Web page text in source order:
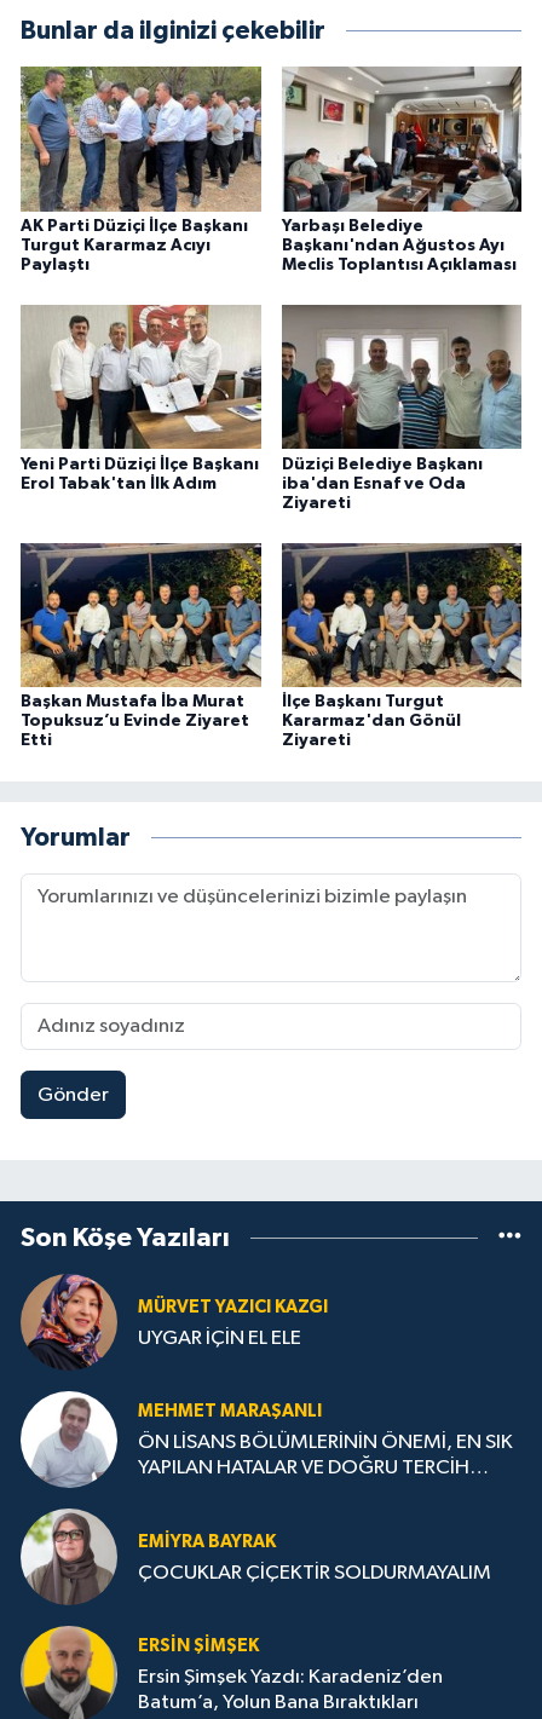
Bunlar da ilginizi çekebilir
AK Parti Düziçi İlçe Başkanı
Turgut Kararmaz Acıyı
Paylaştı
Yarbaşı Belediye
Başkanı'ndan Ağustos Ayı
Meclis Toplantısı Açıklaması
Yeni Parti Düziçi İlçe Başkanı
Erol Tabak'tan İlk Adım
Düziçi Belediye Başkanı
iba'dan Esnaf ve Oda
Ziyareti
Başkan Mustafa İba Murat
Topuksuz’u Evinde Ziyaret
Etti
İlçe Başkanı Turgut
Kararmaz'dan Gönül
Ziyareti
Yorumlar
Gönder
Son Köşe Yazıları
MÜRVET YAZICI KAZGI
UYGAR İÇİN EL ELE
MEHMET MARAŞANLI
ÖN LİSANS BÖLÜMLERİNİN ÖNEMİ, EN SIK
YAPILAN HATALAR VE DOĞRU TERCİH
EMIYRA BAYRAK
ÇOCUKLAR ÇİÇEKTİR SOLDURMAYALIM
ERSIN ŞIMŞEK
Ersin Şimşek Yazdı: Karadeniz’den
Batum’a, Yolun Bana Bıraktıkları